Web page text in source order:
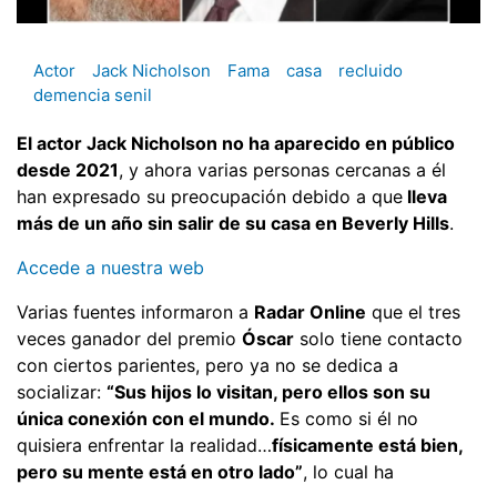
Actor Jack Nicholson Fama casa
recluido
demencia senil
El actor Jack Nicholson no ha aparecido en público
desde 2021, y ahora varias personas cercanas a él
han expresado su preocupación debido a que lleva
más de un año sin salir de su casa en Beverly Hills.
Accede a nuestra web
Varias fuentes informaron a Radar Online que el tres
veces ganador del premio Óscar solo tiene contacto
con ciertos parientes, pero ya no se dedica a
socializar: “Sus hijos lo visitan, pero ellos son su
única conexión con el mundo. Es como si él no
quisiera enfrentar la realidad…físicamente está bien,
pero su mente está en otro lado”, lo cual ha